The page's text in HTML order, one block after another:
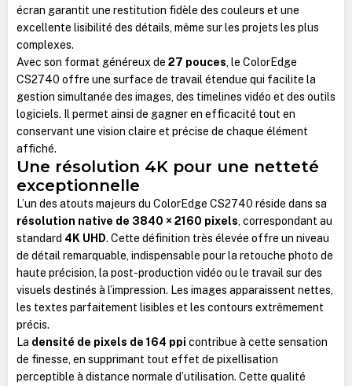
écran garantit une restitution fidèle des couleurs et une
excellente lisibilité des détails, même sur les projets les plus
complexes.
Avec son format généreux de 27 pouces, le ColorEdge
CS2740 offre une surface de travail étendue qui facilite la
gestion simultanée des images, des timelines vidéo et des outils
logiciels. Il permet ainsi de gagner en efficacité tout en
conservant une vision claire et précise de chaque élément
affiché.
Une résolution 4K pour une netteté
exceptionnelle
L’un des atouts majeurs du ColorEdge CS2740 réside dans sa
résolution native de 3840 × 2160 pixels, correspondant au
standard 4K UHD. Cette définition très élevée offre un niveau
de détail remarquable, indispensable pour la retouche photo de
haute précision, la post-production vidéo ou le travail sur des
visuels destinés à l’impression. Les images apparaissent nettes,
les textes parfaitement lisibles et les contours extrêmement
précis.
La densité de pixels de 164 ppi contribue à cette sensation
de finesse, en supprimant tout effet de pixellisation
perceptible à distance normale d’utilisation. Cette qualité